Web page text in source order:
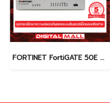
FORTINET FortiGATE 50E FG-50E-BDL-950-60 (Firewall) รับประกัน 5 ปี